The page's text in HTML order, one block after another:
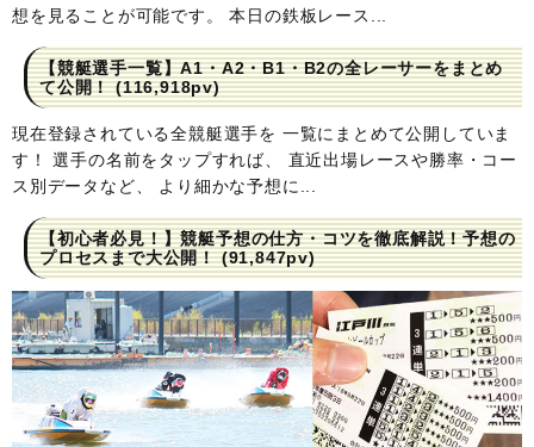
想を見ることが可能です。 本日の鉄板レース...
【競艇選手一覧】A1・A2・B1・B2の全レーサーをまとめ
て公開！(116,918pv)
現在登録されている全競艇選手を 一覧にまとめて公開していま
す！ 選手の名前をタップすれば、 直近出場レースや勝率・コー
ス別データなど、 より細かな予想に...
【初心者必見！】競艇予想の仕方・コツを徹底解説！予想の
プロセスまで大公開！(91,847pv)